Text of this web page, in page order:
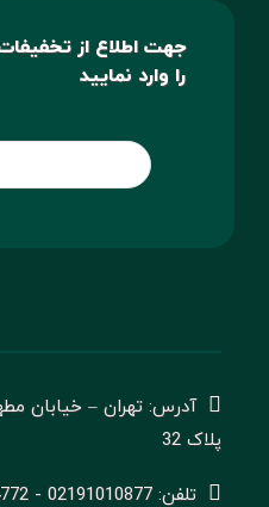
جهت اطلاع از
را وارد نمایید
آدرس: تهران – خیابان
پلاک 32
تلفن: 02191010877 - 02154772